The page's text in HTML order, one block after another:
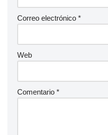
Correo electrónico *
Web
Comentario *